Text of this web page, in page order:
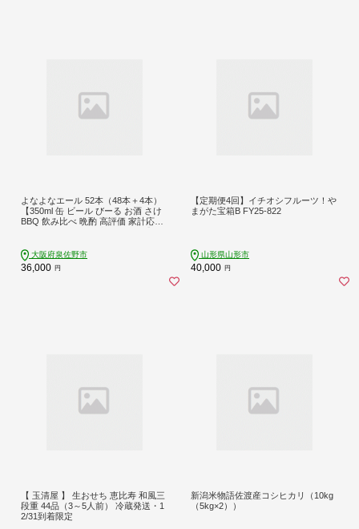
よなよなエール 52本（48本＋4本）
【350ml 缶 ビール びーる お酒 さけ
BBQ 飲み比べ 晩酌 高評価 家計応援
大阪府泉佐野市
36,000 円
【定期便4回】イチオシフルーツ！や
まがた宝箱B FY25-822
山形県山形市
40,000 円
【 玉清屋 】 生おせち 恵比寿 和風三
段重 44品（3～5人前） 冷蔵発送・1
2/31到着限定
新潟米物語佐渡産コシヒカリ（10kg
（5kg×2））